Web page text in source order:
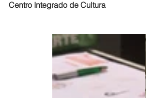
Centro Integrado de Cultura